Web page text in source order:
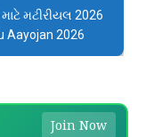
મટીરીયલ 2026
Aayojan 2026
Join Now